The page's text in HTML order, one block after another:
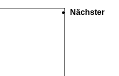
Nächster